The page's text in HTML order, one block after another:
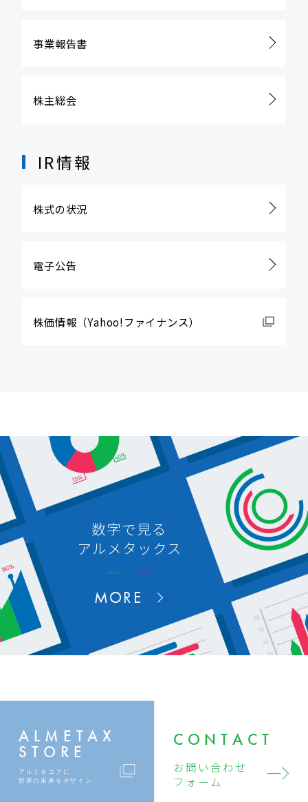
事業報告書
株主総会
IR情報
株式の状況
電子公告
株価情報 （Yahoo!ファイナンス）
数字で見る
アルメタックス
MORE
ALMETAX
STORE
アルミをコアに
世界の未来をデザイン
CONTACT
お問い合わせ
フォーム